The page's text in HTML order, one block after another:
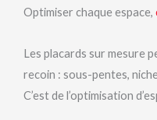
Optimiser chaque espace,
Les placards sur mesure
recoin : sous-pentes,
C’est de l’optimisation